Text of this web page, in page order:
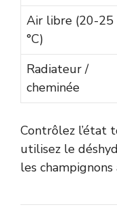
Air libre (20-25
°C)
Radiateur /
cheminée
Contrôlez l’état
utilisez le
les